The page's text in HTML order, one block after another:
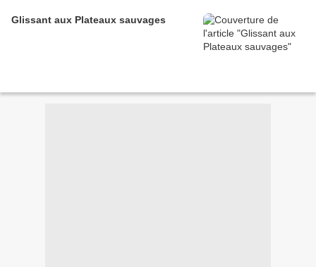
Glissant aux Plateaux sauvages